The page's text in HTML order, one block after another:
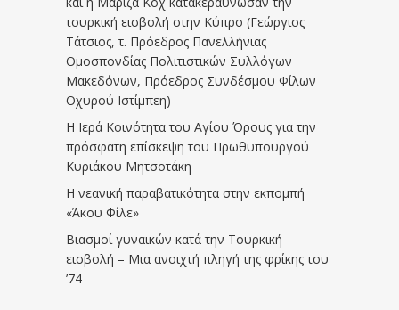
τουρκική εισβολή στην Κύπρο (Γεώργιος
Τάτσιος, τ. Πρόεδρος Πανελλήνιας
Ομοσπονδίας Πολιτιστικών Συλλόγων
Μακεδόνων, Πρόεδρος Συνδέσμου Φίλων
Οχυρού Ιστίμπεη)
Η Ιερά Κοινότητα του Αγίου Όρους για την
πρόσφατη επίσκεψη του Πρωθυπουργού
Κυριάκου Μητσοτάκη
Η νεανική παραβατικότητα στην εκπομπή
«Άκου Φίλε»
Βιασμοί γυναικών κατά την Τουρκική
εισβολή – Μια ανοιχτή πληγή της φρίκης του
’74